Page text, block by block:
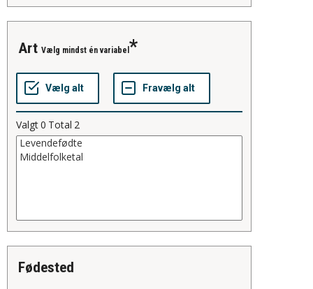
art Vælg mindst én variabel
Valgt0 Total 2
fødested